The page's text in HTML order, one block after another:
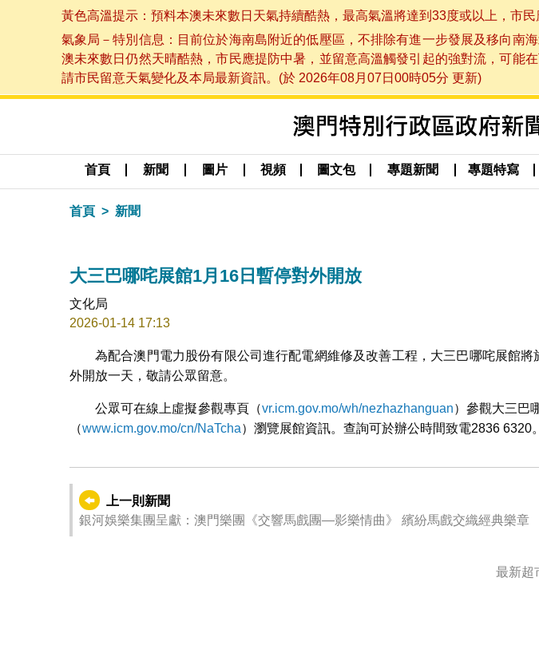
黃色高溫提示：預料本澳未來數日天氣持續酷熱，最高氣溫將達到33度或以上，市
氣象局－特別信息：目前位於海南島附近的低壓區，不排除有進一步發展及移向南
澳未來數日仍然天晴酷熱，市民應提防中暑，並留意高溫觸發引起的強對流，可能
請市民留意天氣變化及本局最新資訊。(於 2026年08月07日00時05分 更新)
首頁 新聞 圖片 視頻 圖文包 專題新聞 專題特寫
首頁 新聞
大三巴哪咤展館1月16日暫停對外開放
文化局
2026-01-14 17:13
為配合澳門電力股份有限公司進行配電網維修及改善工程，大三巴哪咤展館
外開放一天，敬請公眾留意。
公眾可在線上虛擬參觀專頁（vr.icm.gov.mo/wh/nezhazhanguan）參觀大三巴
（www.icm.gov.mo/cn/NaTcha）瀏覽展館資訊。查詢可於辦公時間致電2836 6320。
上一則新聞
銀河娛樂集團呈獻：澳門樂團《交響馬戲團—影樂情曲》 繽紛馬戲交織經典樂
最新超